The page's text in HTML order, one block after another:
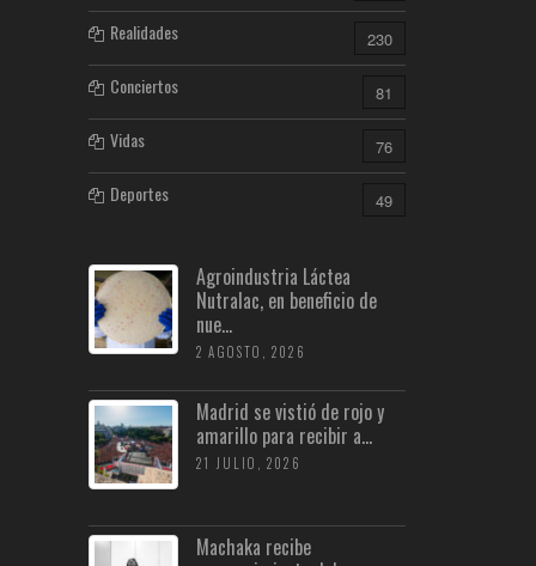
Realidades 230
Conciertos 81
Vidas 76
Deportes 49
Agroindustria Láctea
Nutralac, en beneficio de
nue...
2 AGOSTO, 2026
Madrid se vistió de rojo y
amarillo para recibir a...
21 JULIO, 2026
Machaka recibe